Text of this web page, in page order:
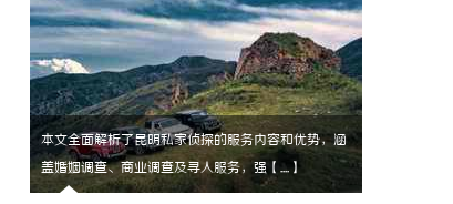
本文全面解析了昆明私家侦探的服务内容和优势，涵
盖婚姻调查、商业调查及寻人服务，强【....】